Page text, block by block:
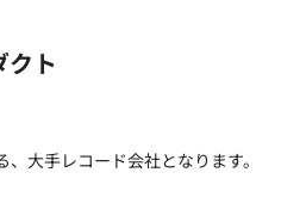
クト
大手レコード会社となります。